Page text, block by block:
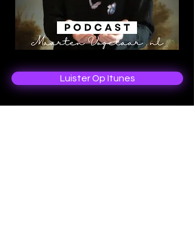
Luister Op Itunes